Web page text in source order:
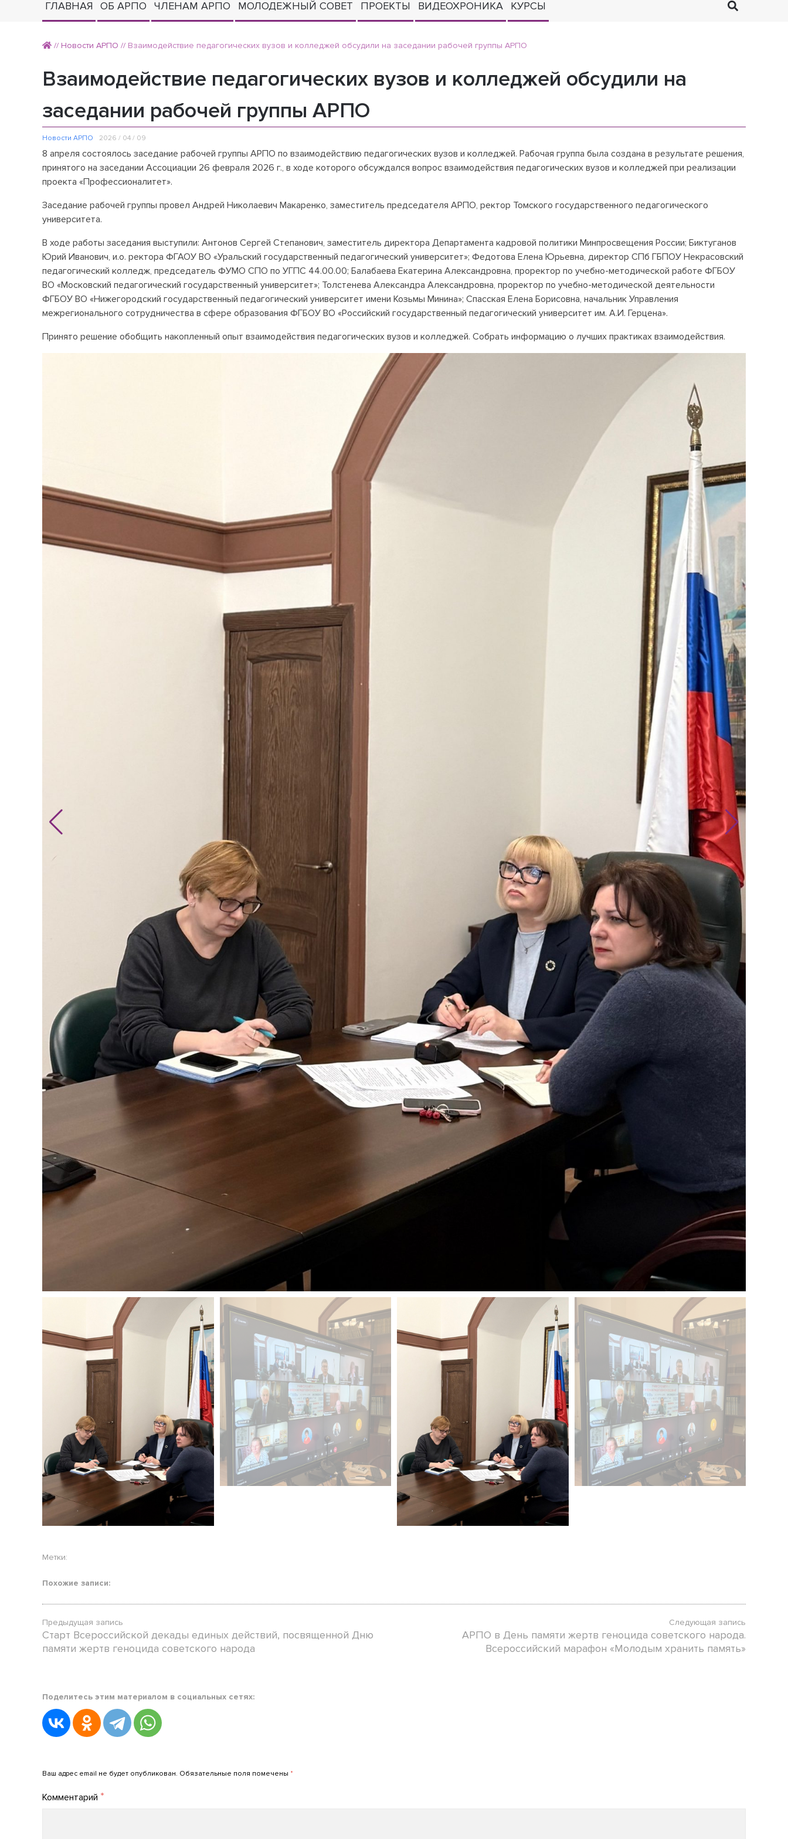
ГЛАВНАЯ ОБ АРПО ЧЛЕНАМ АРПО МОЛОДЕЖНЫЙ СОВЕТ ПРОЕКТЫ ВИДЕОХРОНИКА КУРСЫ
// Новости АРПО // Взаимодействие педагогических вузов и колледжей обсудили на заседании рабочей группы АРПО
Взаимодействие педагогических вузов и колледжей обсудили на
заседании рабочей группы АРПО
Новости АРПО 2026 / 04 / 09
8 апреля состоялось заседание рабочей группы АРПО по взаимодействию педагогических вузов и колледжей. Рабочая группа была создана в результате решения,
принятого на заседании Ассоциации 26 февраля 2026 г., в ходе которого обсуждался вопрос взаимодействия педагогических вузов и колледжей при реализации
проекта «Профессионалитет».
Заседание рабочей группы провел Андрей Николаевич Макаренко, заместитель председателя АРПО, ректор Томского государственного педагогического
университета.
В ходе работы заседания выступили: Антонов Сергей Степанович, заместитель директора Департамента кадровой политики Минпросвещения России; Биктуганов
Юрий Иванович, и.о. ректора ФГАОУ ВО «Уральский государственный педагогический университет»; Федотова Елена Юрьевна, директор СПб ГБПОУ Некрасовский
педагогический колледж, председатель ФУМО СПО по УГПС 44.00.00; Балабаева Екатерина Александровна, проректор по учебно-методической работе ФГБОУ
ВО «Московский педагогический государственный университет»; Толстенева Александра Александровна, проректор по учебно-методической деятельности
ФГБОУ ВО «Нижегородский государственный педагогический университет имени Козьмы Минина»; Спасская Елена Борисовна, начальник Управления
межрегионального сотрудничества в сфере образования ФГБОУ ВО «Российский государственный педагогический университет им. А.И. Герцена».
Принято решение обобщить накопленный опыт взаимодействия педагогических вузов и колледжей. Собрать информацию о лучших практиках взаимодействия.
Метки:
Похожие записи:
Предыдущая запись
Старт Всероссийской декады единых действий, посвященной Дню
памяти жертв геноцида советского народа
Следующая запись
АРПО в День памяти жертв геноцида советского народа.
Всероссийский марафон «Молодым хранить память»
in
Новости
АРПО
09.04.2026
admin_arpo
Поделитесь этим материалом в социальных сетях:
Ваш адрес email не будет опубликован. Обязательные поля помечены *
Комментарий *